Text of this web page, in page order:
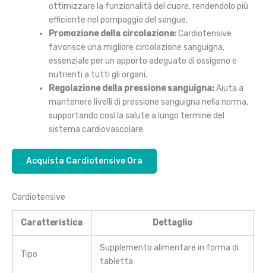
ottimizzare la funzionalità del cuore, rendendolo più
efficiente nel pompaggio del sangue.
Promozione della circolazione:Cardiotensive
favorisce una migliore circolazione sanguigna,
essenziale per un apporto adeguato di ossigeno e
nutrienti a tutti gli organi.
Regolazione della pressione sanguigna:Aiuta a
mantenere livelli di pressione sanguigna nella norma,
supportando così la salute a lungo termine del
sistema cardiovascolare.
Acquista Cardiotensive Ora
Cardiotensive
Caratteristica Dettaglio
Tipo
Supplemento alimentare in forma di
tabletta